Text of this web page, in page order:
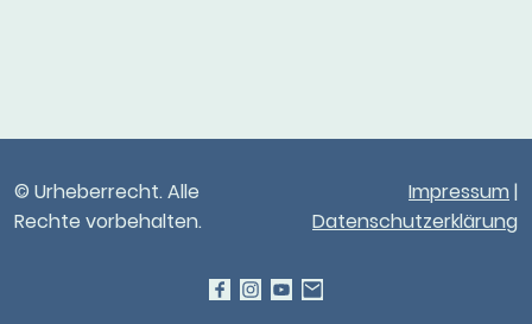
© Urheberrecht. Alle
Rechte vorbehalten.
Impressum |
Datenschutzerklärung